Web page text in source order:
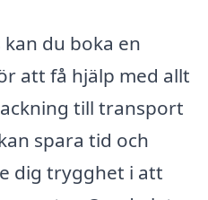
du boka en
att få hjälp med allt
till transport
spara tid och
dig trygghet i att